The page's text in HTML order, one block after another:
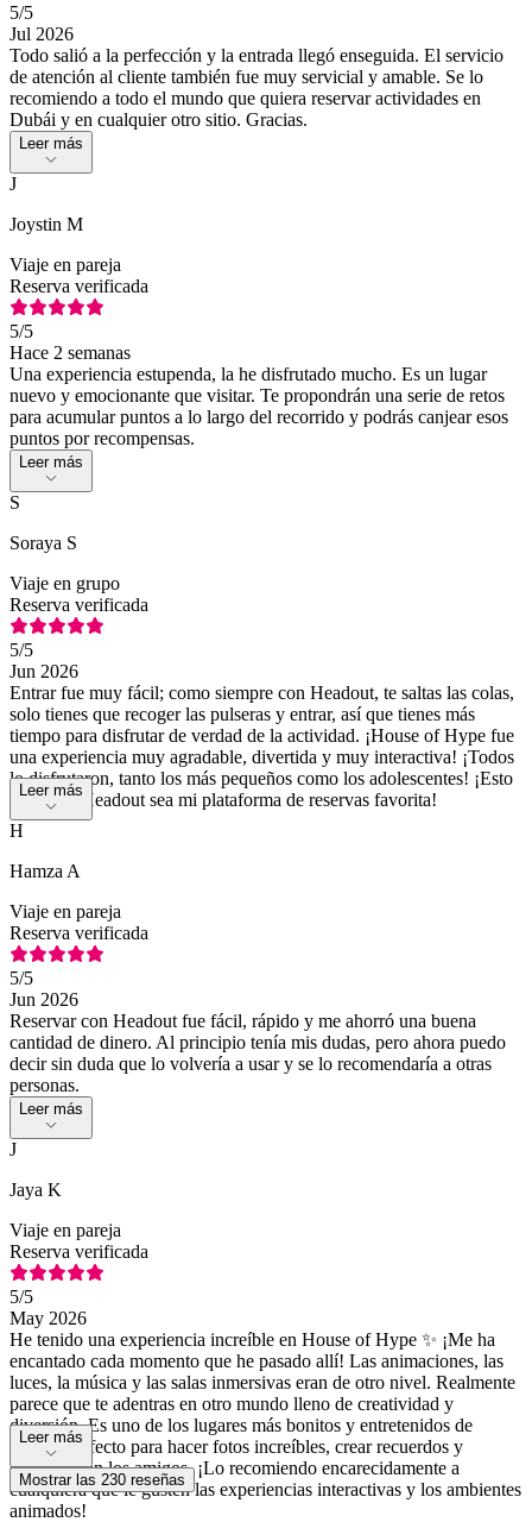
5/5
Jul 2026
Todo salió a la perfección y la entrada llegó enseguida. El servicio
de atención al cliente también fue muy servicial y amable. Se lo
recomiendo a todo el mundo que quiera reservar actividades en
Dubái y en cualquier otro sitio. Gracias.
Leer más
J
Joystin M
Viaje en pareja
Reserva verificada
5/5
Hace 2 semanas
Una experiencia estupenda, la he disfrutado mucho. Es un lugar
nuevo y emocionante que visitar. Te propondrán una serie de retos
para acumular puntos a lo largo del recorrido y podrás canjear esos
puntos por recompensas.
Leer más
S
Soraya S
Viaje en grupo
Reserva verificada
5/5
Jun 2026
Entrar fue muy fácil; como siempre con Headout, te saltas las colas,
solo tienes que recoger las pulseras y entrar, así que tienes más
tiempo para disfrutar de verdad de la actividad. ¡House of Hype fue
una experiencia muy agradable, divertida y muy interactiva! ¡Todos
lo disfrutaron, tanto los más pequeños como los adolescentes! ¡Esto
hace que Headout sea mi plataforma de reservas favorita!
Leer más
H
Hamza A
Viaje en pareja
Reserva verificada
5/5
Jun 2026
Reservar con Headout fue fácil, rápido y me ahorró una buena
cantidad de dinero. Al principio tenía mis dudas, pero ahora puedo
decir sin duda que lo volvería a usar y se lo recomendaría a otras
personas.
Leer más
J
Jaya K
Viaje en pareja
Reserva verificada
5/5
May 2026
He tenido una experiencia increíble en House of Hype ✨ ¡Me ha
encantado cada momento que he pasado allí! Las animaciones, las
luces, la música y las salas inmersivas eran de otro nivel. Realmente
parece que te adentras en otro mundo lleno de creatividad y
diversión. Es uno de los lugares más bonitos y entretenidos de
Dubái, perfecto para hacer fotos increíbles, crear recuerdos y
disfrutar con los amigos. ¡Lo recomiendo encarecidamente a
cualquiera que le gusten las experiencias interactivas y los ambientes
animados!
Leer más
Mostrar las 230 reseñas